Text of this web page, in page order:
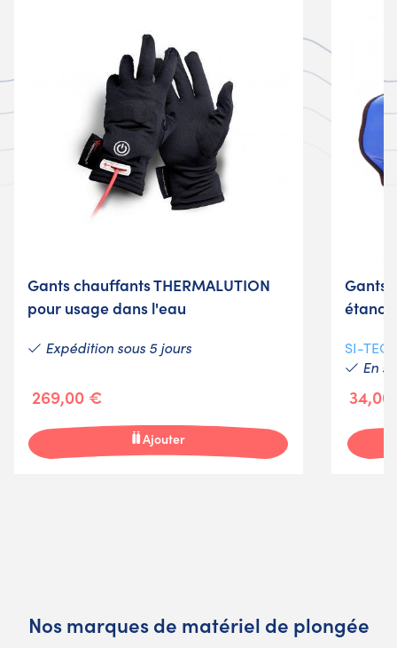
Gants chauffants THERMALUTION
pour usage dans l'eau
Expédition sous 5 jours
269,00 €
Ajouter
Gants
SI-
En
Nos marques de matériel de plongée